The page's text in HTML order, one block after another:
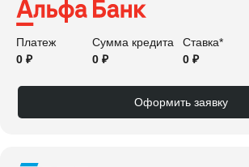
Платеж
0 ₽
Сумма кредита
0 ₽
Ставка*
0 ₽
Оформить заявку